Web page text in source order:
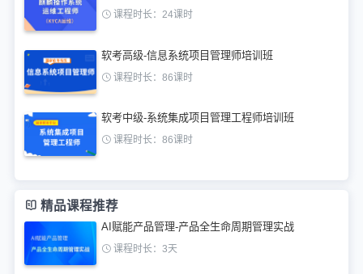
课程时长：24课时
软考高级-信息系统项目管理师培训班
课程时长：86课时
软考中级-系统集成项目管理工程师培训班
课程时长：86课时
精品课程推荐
AI赋能产品管理-产品全生命周期管理实战
课程时长：3天